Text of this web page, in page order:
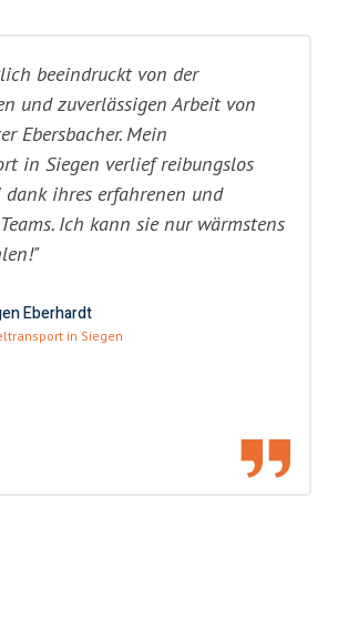
beeindruckt von der
und zuverlässigen Arbeit von
Ebersbacher. Mein
in Siegen verlief reibungslos
dank ihres erfahrenen und
Ich kann sie nur wärmstens
Eberhardt
in Siegen